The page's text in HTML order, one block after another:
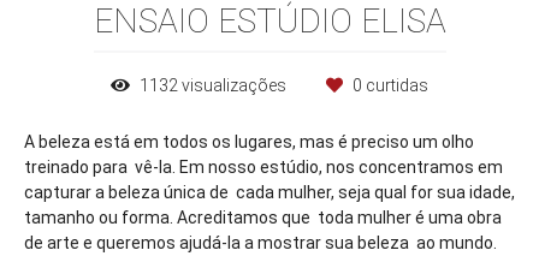
ENSAIO ESTÚDIO ELISA
1132 visualizações 0 curtidas
A beleza está em todos os lugares, mas é preciso um olho
treinado para vê-la. Em nosso estúdio, nos concentramos em
capturar a beleza única de cada mulher, seja qual for sua idade,
tamanho ou forma. Acreditamos que toda mulher é uma obra
de arte e queremos ajudá-la a mostrar sua beleza ao mundo.